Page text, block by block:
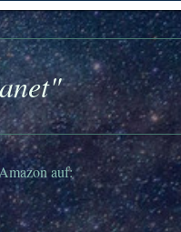
on auf: